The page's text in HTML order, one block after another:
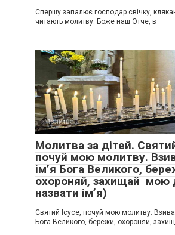
Спершу запалює господар свічку,
читають молитву: Боже наш Отче, в
Молитва
Молитва за дітей.
почуй мою молитву.
імʼя Бога Великого,
охороняй, захищай мою
назвати імʼя)
Святий Ісусе, почуй мою молитву.
Бога Великого, бережи, охороняй,